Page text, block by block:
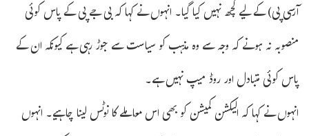
آرسی پی) کے لیے کچھ نہیں کیا گیا۔ انہوں نے کہا کہ بی جے پی کے پاس کوئی
منصوبہ نہ ہونے کہ وجہ سے وہ مذہب کو سیاست سے جوڑ رہی ہے کیونکہ ان کے
پاس کوئی متبادل اور روڈ میپ نہیں ہے۔
انہوں نے کہا کہ الیکشن کمیشن کو بھی اس معاملے کا نوٹس لینا چاہیے۔ انہوں